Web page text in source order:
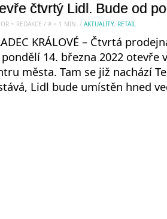
čtvrtý Lidl. Bude od
~ REDAKCE / # < 1 MIN. / AKTUALITY, RETAIL
KRÁLOVÉ – Čtvrtá
14. března 2022 otevře
města. Tam se již nachází
Lidl bude umístěn hned